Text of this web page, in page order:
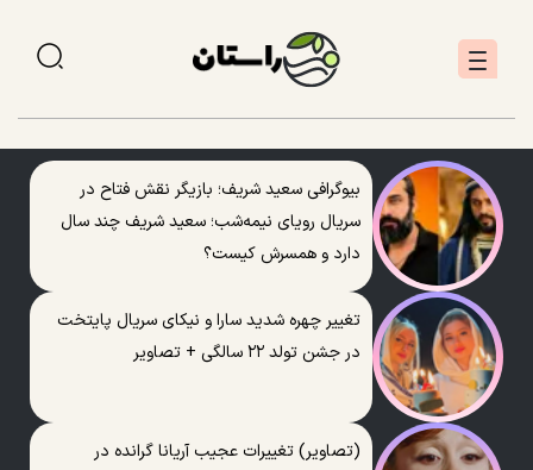
بیوگرافی سعید شریف؛ بازیگر نقش فتاح در
سریال رویای نیمه‌شب؛ سعید شریف چند سال
دارد و همسرش کیست؟
تغییر چهره شدید سارا و نیکای سریال پایتخت
در جشن تولد ۲۲ سالگی + تصاویر
(تصاویر) تغییرات عجیب آریانا گرانده در